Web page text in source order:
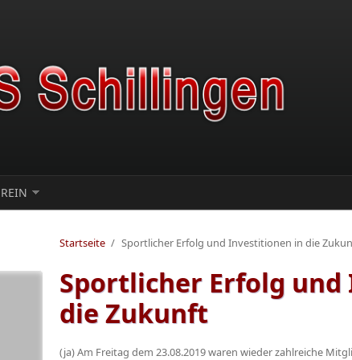
Startseite / Sportlicher Erfolg und Investitionen in die
Sportlicher Erfolg
die Zukunft
(ja) Am Freitag dem 23.08.2019 waren wieder zahlreiche